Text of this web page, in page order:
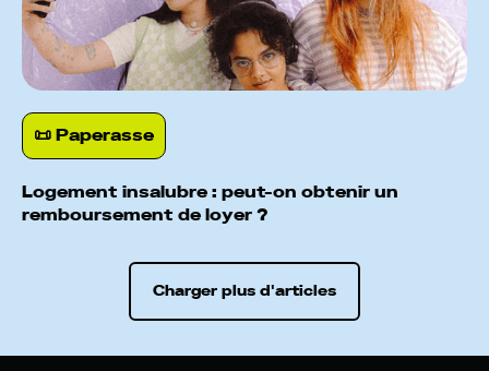
📜 Paperasse
Logement insalubre : peut-on obtenir un
remboursement de loyer ?
Charger plus d'articles